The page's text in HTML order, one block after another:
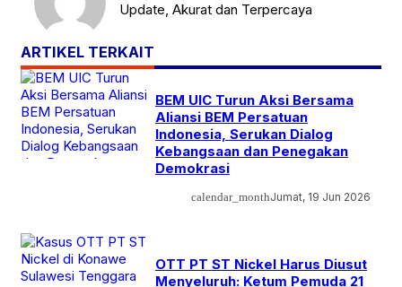
Update, Akurat dan Terpercaya
ARTIKEL TERKAIT
BEM UIC Turun Aksi Bersama
Aliansi BEM Persatuan
Indonesia, Serukan Dialog
Kebangsaan dan Penegakan
Demokrasi
calendar_monthJumat, 19 Jun 2026
OTT PT ST Nickel Harus Diusut
Menyeluruh: Ketum Pemuda 21